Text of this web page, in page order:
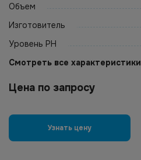
Объем
Изготовитель
Уровень PH
Смотреть все характеристики
Цена по запросу
Узнать цену